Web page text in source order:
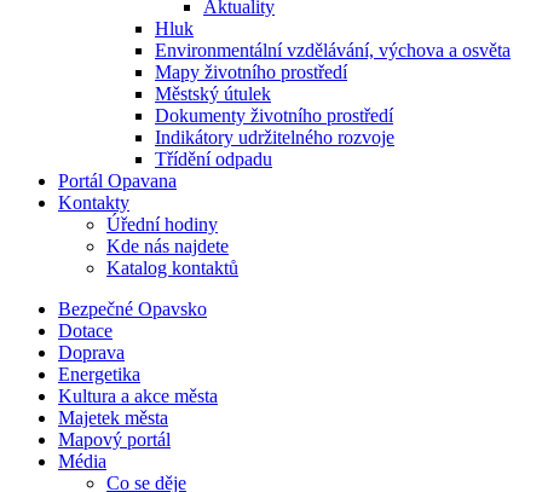
Aktuality
Hluk
Environmentální vzdělávání, výchova a osvěta
Mapy životního prostředí
Městský útulek
Dokumenty životního prostředí
Indikátory udržitelného rozvoje
Třídění odpadu
Portál Opavana
Kontakty
Úřední hodiny
Kde nás najdete
Katalog kontaktů
Bezpečné Opavsko
Dotace
Doprava
Energetika
Kultura a akce města
Majetek města
Mapový portál
Média
Co se děje